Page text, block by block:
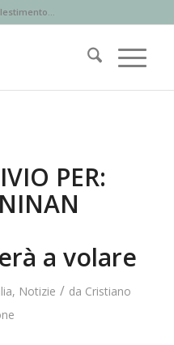
PER:
a volare
, Notizie / da Cristiano